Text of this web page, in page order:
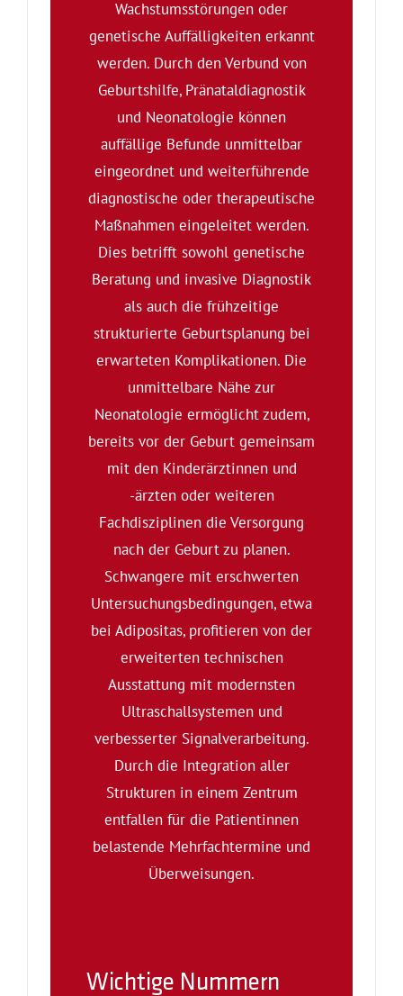
Wachstumsstörungen oder
genetische Auffälligkeiten erkannt
werden. Durch den Verbund von
Geburtshilfe, Pränataldiagnostik
und Neonatologie können
auffällige Befunde unmittelbar
eingeordnet und weiterführende
diagnostische oder therapeutische
Maßnahmen eingeleitet werden.
Dies betrifft sowohl genetische
Beratung und invasive Diagnostik
als auch die frühzeitige
strukturierte Geburtsplanung bei
erwarteten Komplikationen. Die
unmittelbare Nähe zur
Neonatologie ermöglicht zudem,
bereits vor der Geburt gemeinsam
mit den Kinderärztinnen und
-ärzten oder weiteren
Fachdisziplinen die Versorgung
nach der Geburt zu planen.
Schwangere mit erschwerten
Untersuchungsbedingungen, etwa
bei Adipositas, profitieren von der
erweiterten technischen
Ausstattung mit modernsten
Ultraschallsystemen und
verbesserter Signalverarbeitung.
Durch die Integration aller
Strukturen in einem Zentrum
entfallen für die Patientinnen
belastende Mehrfachtermine und
Überweisungen.
Wichtige Nummern